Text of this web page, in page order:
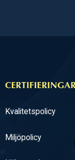
Kvalitetspolicy
Miljöpolicy